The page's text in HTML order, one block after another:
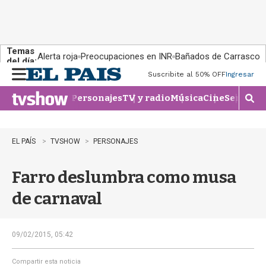
Temas
del día:Alerta roja Preocupaciones en INR Bañados de Carrasco
n
u
Suscribite al 50% OFFIngresar
PersonajesTV y radioMúsicaCineSeries
M
o
e
EL PAÍS TVSHOW PERSONAJES
Farro deslumbra como musa
de carnaval
09/02/2015, 05:42
Compartir esta noticia